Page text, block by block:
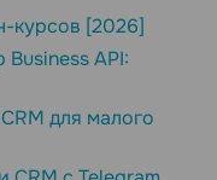
курсов [2026]
API:
для малого